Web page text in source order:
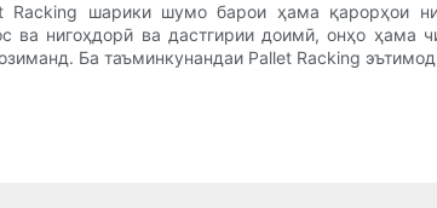
Racking шарики шумо барои ҳама қарорҳои
ва нигоҳдорӣ ва дастгирии доимӣ, онҳо
Ба таъминкунандаи Pallet Racking